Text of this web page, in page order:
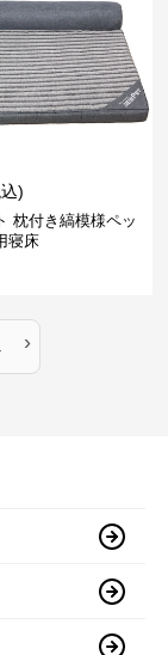
)
枕付き縞模様ペッ
寝床
›